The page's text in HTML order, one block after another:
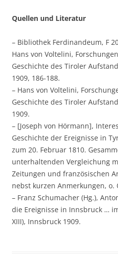
Quellen und Literatur
– Bibliothek Ferdinandeum, F
Hans von Voltelini,
Geschichte des Tiroler
1909, 186-188.
– Hans von Voltelini,
Geschichte des Tiroler
1909.
– [Joseph von Hörmann],
Geschichte der Ereignisse in
zum 20. Februar 1810.
unterhaltenden Vergleichung
Zeitungen und französischen
nebst kurzen Anmerkungen, o.
– Franz Schumacher (Hg.),
die Ereignisse in Innsbruck …
XIII), Innsbruck 1909.